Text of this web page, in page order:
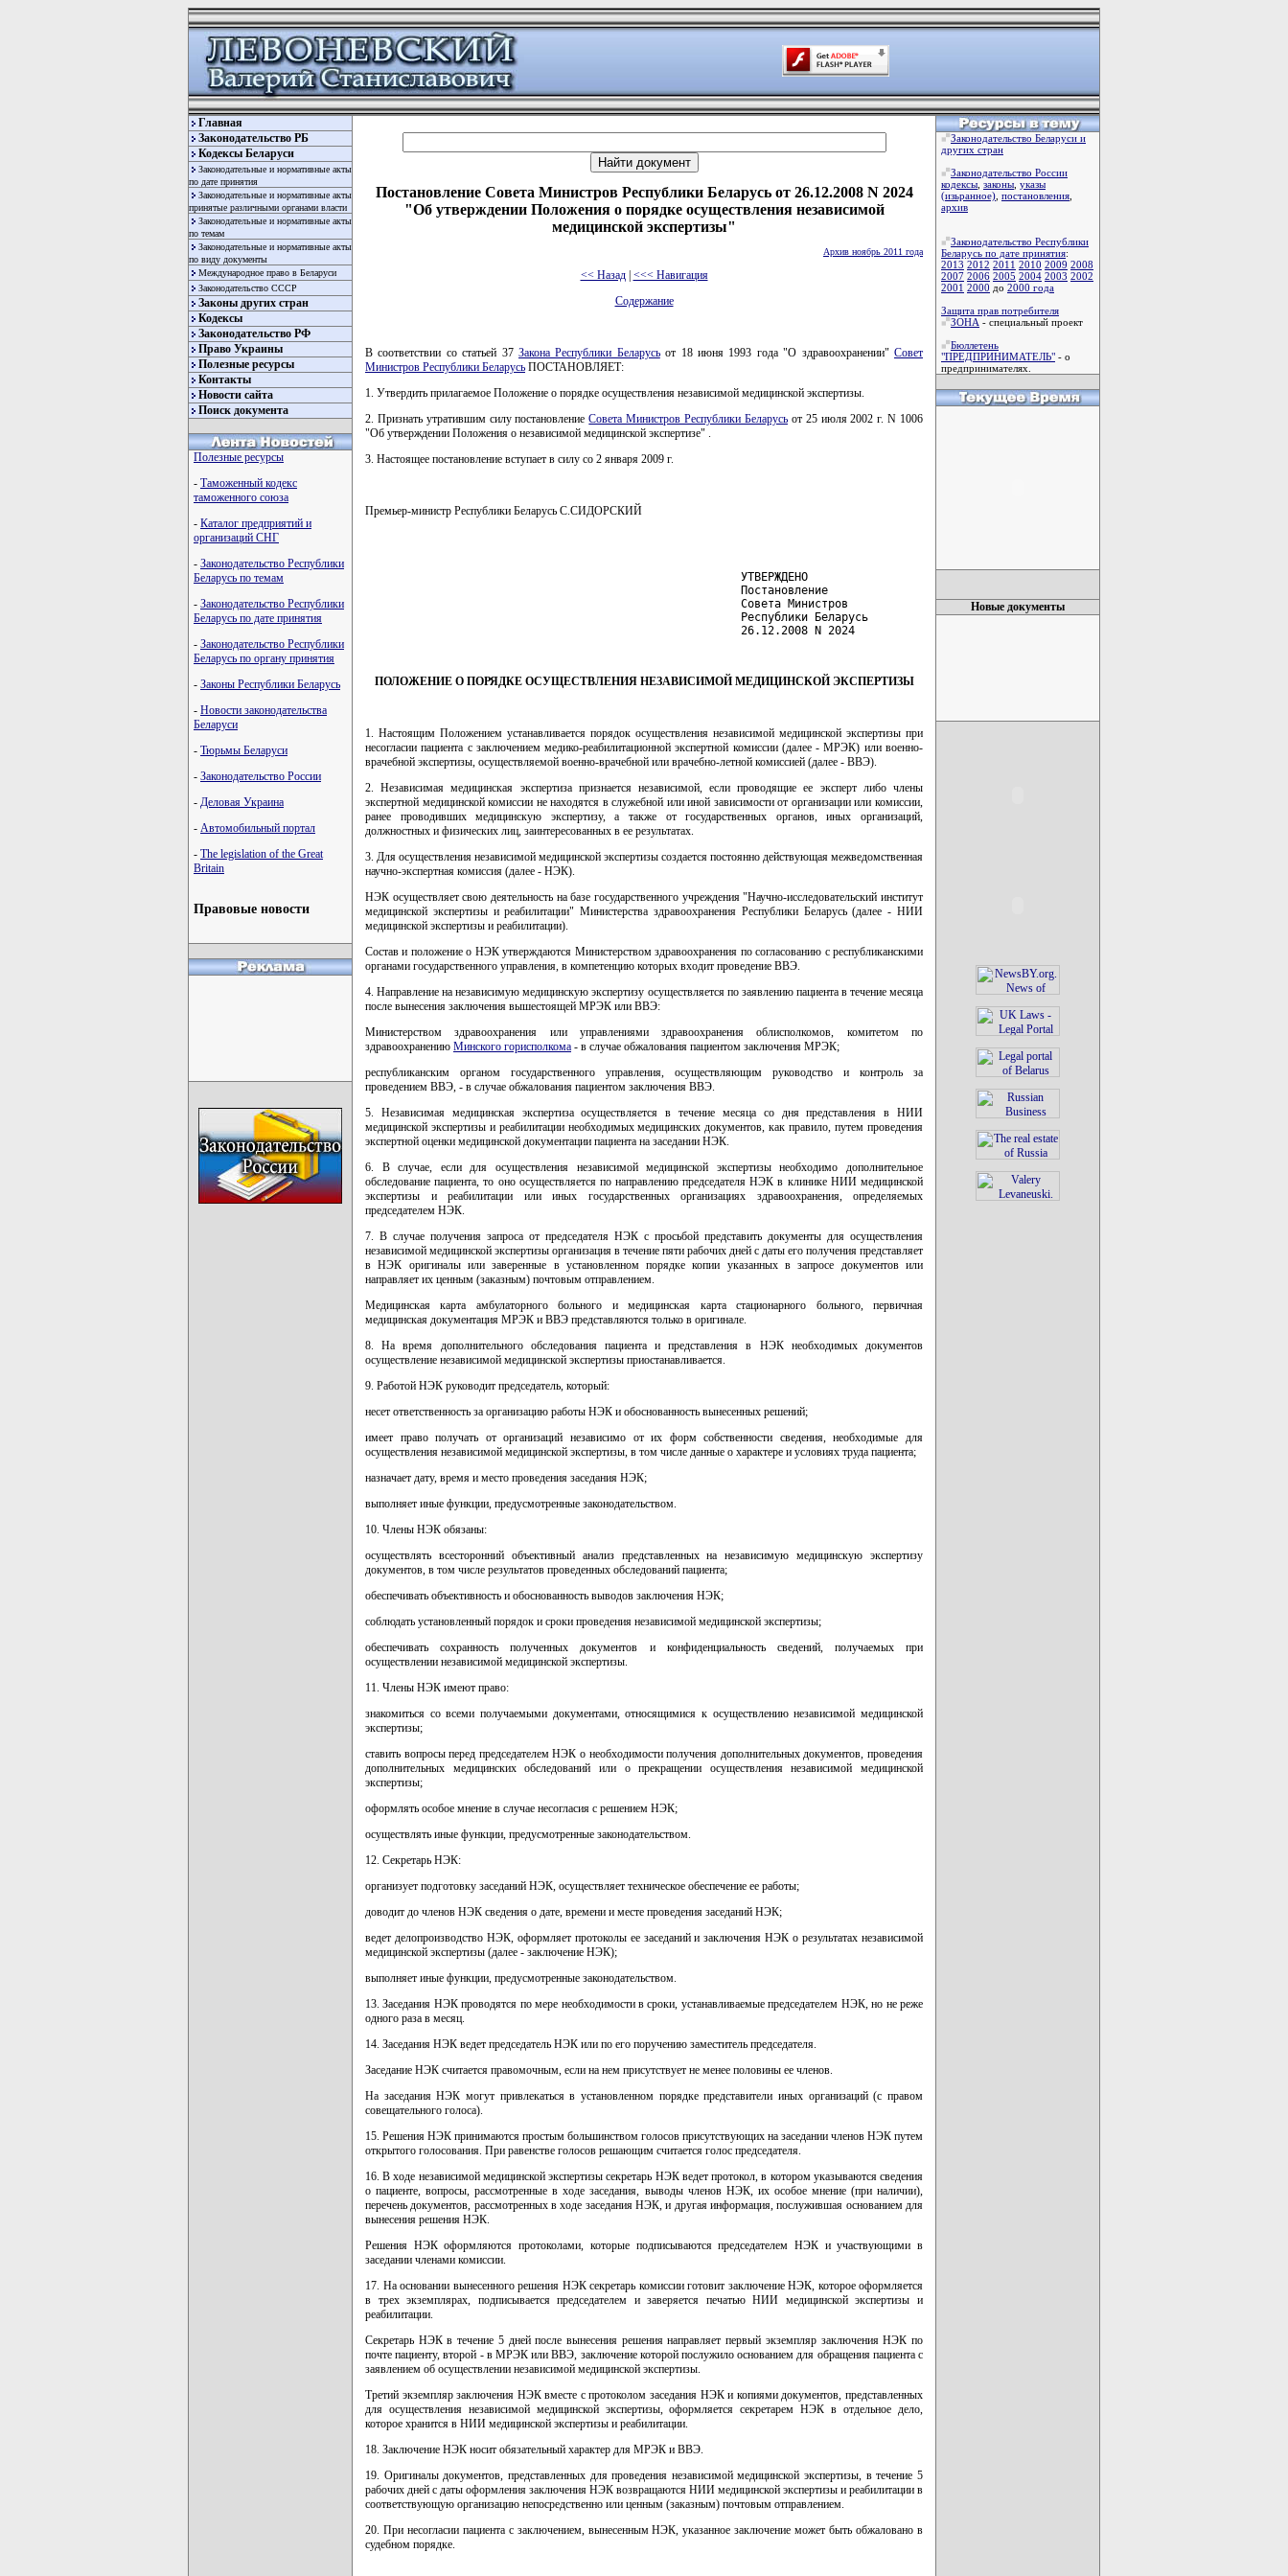
Главная
Законодательство РБ
Кодексы Беларуси
Законодательные и нормативные акты
по дате принятия
Законодательные и нормативные акты
принятые различными органами власти
Законодательные и нормативные акты
по темам
Законодательные и нормативные акты
по виду документы
Международное право в Беларуси
Законодательство СССР
Законы других стран
Кодексы
Законодательство РФ
Право Украины
Полезные ресурсы
Контакты
Новости сайта
Поиск документа
Полезные ресурсы
- Таможенный кодекс
таможенного союза
- Каталог предприятий и
организаций СНГ
- Законодательство Республики
Беларусь по темам
- Законодательство Республики
Беларусь по дате принятия
- Законодательство Республики
Беларусь по органу принятия
- Законы Республики Беларусь
- Новости законодательства
Беларуси
- Тюрьмы Беларуси
- Законодательство России
- Деловая Украина
- Автомобильный портал
- The legislation of the Great
Britain
Правовые новости
Постановление Совета Министров Республики Беларусь от 26.12.2008 N 2024
"Об утверждении Положения о порядке осуществления независимой
медицинской экспертизы"
Архив ноябрь 2011 года
<< Назад| <<< Навигация
Содержание
В соответствии со статьей 37 Закона Республики Беларусьот 18 июня 1993 года "О здравоохранении"Совет
Министров Республики Беларусь ПОСТАНОВЛЯЕТ:
1. Утвердить прилагаемое Положение о порядке осуществления независимой медицинской экспертизы.
2. Признать утратившим силу постановлениеСовета Министров Республики Беларусьот 25 июля 2002 г. N 1006
"Об утверждении Положения о независимой медицинской экспертизе" .
3. Настоящее постановление вступает в силу со 2 января 2009 г.
Премьер-министр Республики Беларусь С.СИДОРСКИЙ
                                                        УТВЕРЖДЕНО
                                                        Постановление
                                                        Совета Министров
                                                        Республики Беларусь
                                                        26.12.2008 N 2024
ПОЛОЖЕНИЕ О ПОРЯДКЕ ОСУЩЕСТВЛЕНИЯ НЕЗАВИСИМОЙ МЕДИЦИНСКОЙ ЭКСПЕРТИЗЫ
1. Настоящим Положением устанавливается порядок осуществления независимой медицинской экспертизы при
несогласии пациента с заключением медико-реабилитационной экспертной комиссии (далее - МРЭК) или военно-
врачебной экспертизы, осуществляемой военно-врачебной или врачебно-летной комиссией (далее - ВВЭ).
2. Независимая медицинская экспертиза признается независимой, если проводящие ее эксперт либо члены
экспертной медицинской комиссии не находятся в служебной или иной зависимости от организации или комиссии,
ранее проводивших медицинскую экспертизу, а также от государственных органов, иных организаций,
должностных и физических лиц, заинтересованных в ее результатах.
3. Для осуществления независимой медицинской экспертизы создается постоянно действующая межведомственная
научно-экспертная комиссия (далее - НЭК).
НЭК осуществляет свою деятельность на базе государственного учреждения "Научно-исследовательский институт
медицинской экспертизы и реабилитации" Министерства здравоохранения Республики Беларусь (далее - НИИ
медицинской экспертизы и реабилитации).
Состав и положение о НЭК утверждаются Министерством здравоохранения по согласованию с республиканскими
органами государственного управления, в компетенцию которых входит проведение ВВЭ.
4. Направление на независимую медицинскую экспертизу осуществляется по заявлению пациента в течение месяца
после вынесения заключения вышестоящей МРЭК или ВВЭ:
Министерством здравоохранения или управлениями здравоохранения облисполкомов, комитетом по
здравоохранению Минского горисполкома - в случае обжалования пациентом заключения МРЭК;
республиканским органом государственного управления, осуществляющим руководство и контроль за
проведением ВВЭ, - в случае обжалования пациентом заключения ВВЭ.
5. Независимая медицинская экспертиза осуществляется в течение месяца со дня представления в НИИ
медицинской экспертизы и реабилитации необходимых медицинских документов, как правило, путем проведения
экспертной оценки медицинской документации пациента на заседании НЭК.
6. В случае, если для осуществления независимой медицинской экспертизы необходимо дополнительное
обследование пациента, то оно осуществляется по направлению председателя НЭК в клинике НИИ медицинской
экспертизы и реабилитации или иных государственных организациях здравоохранения, определяемых
председателем НЭК.
7. В случае получения запроса от председателя НЭК с просьбой представить документы для осуществления
независимой медицинской экспертизы организация в течение пяти рабочих дней с даты его получения представляет
в НЭК оригиналы или заверенные в установленном порядке копии указанных в запросе документов или
направляет их ценным (заказным) почтовым отправлением.
Медицинская карта амбулаторного больного и медицинская карта стационарного больного, первичная
медицинская документация МРЭК и ВВЭ представляются только в оригинале.
8. На время дополнительного обследования пациента и представления в НЭК необходимых документов
осуществление независимой медицинской экспертизы приостанавливается.
9. Работой НЭК руководит председатель, который:
несет ответственность за организацию работы НЭК и обоснованность вынесенных решений;
имеет право получать от организаций независимо от их форм собственности сведения, необходимые для
осуществления независимой медицинской экспертизы, в том числе данные о характере и условиях труда пациента;
назначает дату, время и место проведения заседания НЭК;
выполняет иные функции, предусмотренные законодательством.
10. Члены НЭК обязаны:
осуществлять всесторонний объективный анализ представленных на независимую медицинскую экспертизу
документов, в том числе результатов проведенных обследований пациента;
обеспечивать объективность и обоснованность выводов заключения НЭК;
соблюдать установленный порядок и сроки проведения независимой медицинской экспертизы;
обеспечивать сохранность полученных документов и конфиденциальность сведений, получаемых при
осуществлении независимой медицинской экспертизы.
11. Члены НЭК имеют право:
знакомиться со всеми получаемыми документами, относящимися к осуществлению независимой медицинской
экспертизы;
ставить вопросы перед председателем НЭК о необходимости получения дополнительных документов, проведения
дополнительных медицинских обследований или о прекращении осуществления независимой медицинской
экспертизы;
оформлять особое мнение в случае несогласия с решением НЭК;
осуществлять иные функции, предусмотренные законодательством.
12. Секретарь НЭК:
организует подготовку заседаний НЭК, осуществляет техническое обеспечение ее работы;
доводит до членов НЭК сведения о дате, времени и месте проведения заседаний НЭК;
ведет делопроизводство НЭК, оформляет протоколы ее заседаний и заключения НЭК о результатах независимой
медицинской экспертизы (далее - заключение НЭК);
выполняет иные функции, предусмотренные законодательством.
13. Заседания НЭК проводятся по мере необходимости в сроки, устанавливаемые председателем НЭК, но не реже
одного раза в месяц.
14. Заседания НЭК ведет председатель НЭК или по его поручению заместитель председателя.
Заседание НЭК считается правомочным, если на нем присутствует не менее половины ее членов.
На заседания НЭК могут привлекаться в установленном порядке представители иных организаций (с правом
совещательного голоса).
15. Решения НЭК принимаются простым большинством голосов присутствующих на заседании членов НЭК путем
открытого голосования. При равенстве голосов решающим считается голос председателя.
16. В ходе независимой медицинской экспертизы секретарь НЭК ведет протокол, в котором указываются сведения
о пациенте, вопросы, рассмотренные в ходе заседания, выводы членов НЭК, их особое мнение (при наличии),
перечень документов, рассмотренных в ходе заседания НЭК, и другая информация, послужившая основанием для
вынесения решения НЭК.
Решения НЭК оформляются протоколами, которые подписываются председателем НЭК и участвующими в
заседании членами комиссии.
17. На основании вынесенного решения НЭК секретарь комиссии готовит заключение НЭК, которое оформляется
в трех экземплярах, подписывается председателем и заверяется печатью НИИ медицинской экспертизы и
реабилитации.
Секретарь НЭК в течение 5 дней после вынесения решения направляет первый экземпляр заключения НЭК по
почте пациенту, второй - в МРЭК или ВВЭ, заключение которой послужило основанием для обращения пациента с
заявлением об осуществлении независимой медицинской экспертизы.
Третий экземпляр заключения НЭК вместе с протоколом заседания НЭК и копиями документов, представленных
для осуществления независимой медицинской экспертизы, оформляется секретарем НЭК в отдельное дело,
которое хранится в НИИ медицинской экспертизы и реабилитации.
18. Заключение НЭК носит обязательный характер для МРЭК и ВВЭ.
19. Оригиналы документов, представленных для проведения независимой медицинской экспертизы, в течение 5
рабочих дней с даты оформления заключения НЭК возвращаются НИИ медицинской экспертизы и реабилитации в
соответствующую организацию непосредственно или ценным (заказным) почтовым отправлением.
20. При несогласии пациента с заключением, вынесенным НЭК, указанное заключение может быть обжаловано в
судебном порядке.
Законодательство Беларуси и
других стран
Законодательство России
кодексы законы указы
(изьранное) постановления
архив
Законодательство Республики
Беларусь по дате принятия:
2013 2012 2011 2010 2009 2008
2007 2006 2005 2004 2003 2002
2001 2000 до 2000 года
Защита прав потребителя
ЗОНА - специальный проект
Бюллетень
"ПРЕДПРИНИМАТЕЛЬ" - о
предпринимателях.
Новые документы